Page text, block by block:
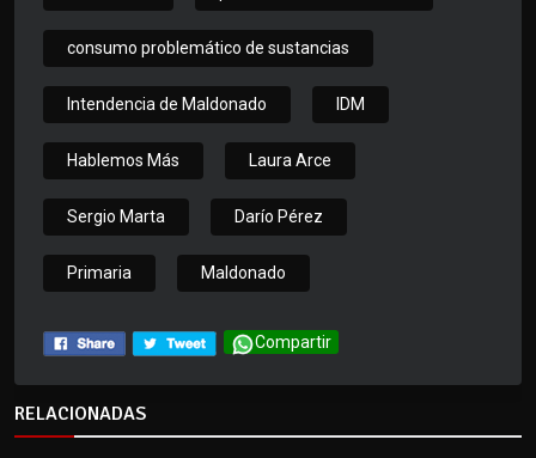
consumo problemático de sustancias
Intendencia de Maldonado IDM
Hablemos Más Laura Arce
Sergio Marta Darío Pérez
Primaria Maldonado
Compartir
RELACIONADAS